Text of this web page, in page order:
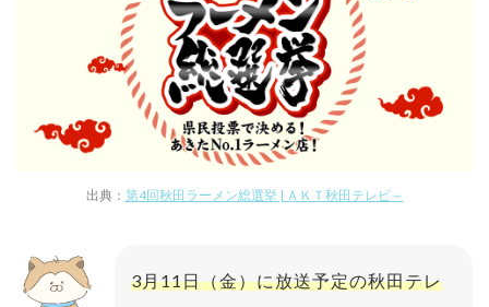
出典： 第4回秋田ラーメン総選挙 | ＡＫＴ秋田テレビ～
3月11日（金）に放送予定の秋田テレ